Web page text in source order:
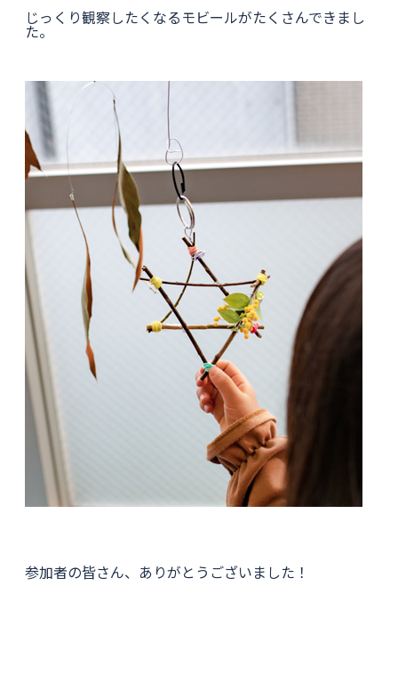
じっくり観察したくなるモビールがたくさんできまし
た。
参加者の皆さん、ありがとうございました！